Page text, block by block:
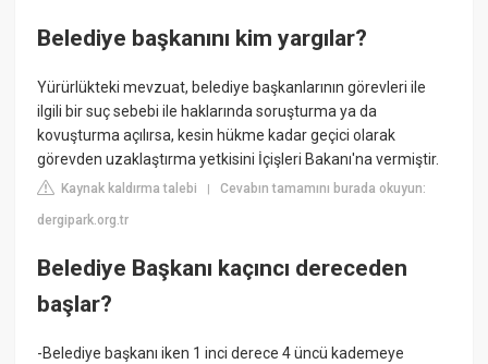
Belediye başkanını kim yargılar?
Yürürlükteki mevzuat, belediye başkanlarının görevleri ile
ilgili bir suç sebebi ile haklarında soruşturma ya da
kovuşturma açılırsa, kesin hükme kadar geçici olarak
görevden uzaklaştırma yetkisini İçişleri Bakanı'na vermiştir.
Kaynak kaldırma talebi |Cevabın tamamını burada okuyun:
dergipark.org.tr
Belediye Başkanı kaçıncı dereceden
başlar?
-Belediye başkanı iken 1 inci derece 4 üncü kademeye